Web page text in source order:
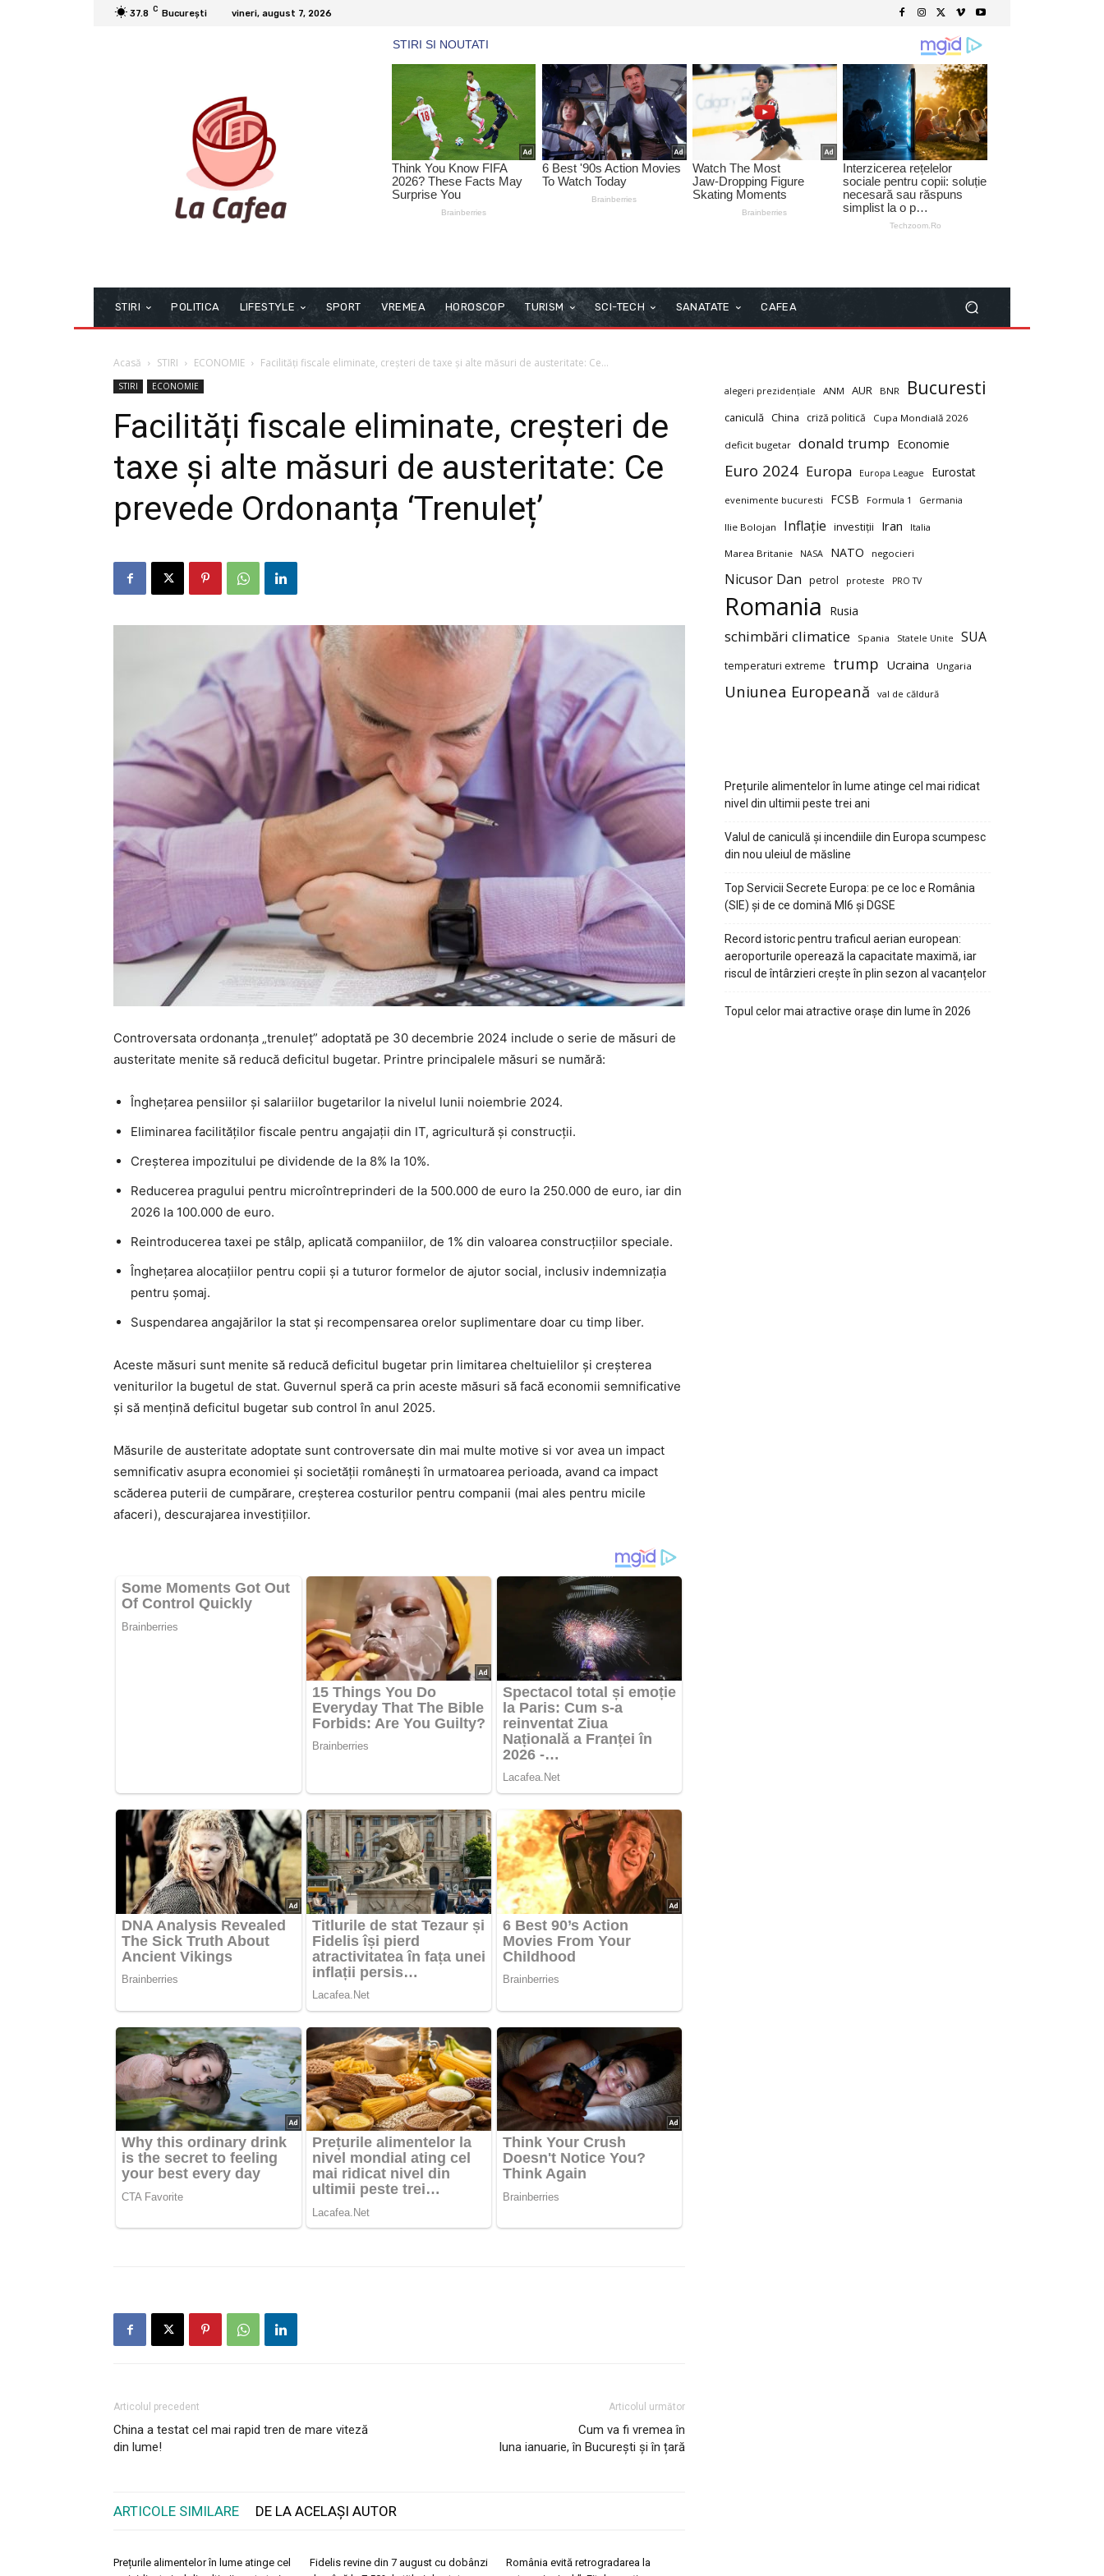
37.8 C București vineri, august 7, 2026
STIRI POLITICA LIFESTYLE SPORT VREMEA HOROSCOP TURISM SCI-TECH SANATATE CAFEA
Acasă STIRI ECONOMIE Facilități fiscale eliminate, creșteri de taxe și alte măsuri de austeritate: Ce...
STIRI ECONOMIE
Facilități fiscale eliminate, creșteri de
taxe și alte măsuri de austeritate: Ce
prevede Ordonanța ‘Trenuleț’
Controversata ordonanța „trenuleț” adoptată pe 30 decembrie 2024 include o serie de măsuri de
austeritate menite să reducă deficitul bugetar. Printre principalele măsuri se numără:
Înghețarea pensiilor și salariilor bugetarilor la nivelul lunii noiembrie 2024.
Eliminarea facilităților fiscale pentru angajații din IT, agricultură și construcții.
Creșterea impozitului pe dividende de la 8% la 10%.
Reducerea pragului pentru microîntreprinderi de la 500.000 de euro la 250.000 de euro, iar din
2026 la 100.000 de euro.
Reintroducerea taxei pe stâlp, aplicată companiilor, de 1% din valoarea construcțiilor speciale.
Înghețarea alocațiilor pentru copii și a tuturor formelor de ajutor social, inclusiv indemnizația
pentru șomaj.
Suspendarea angajărilor la stat și recompensarea orelor suplimentare doar cu timp liber.
Aceste măsuri sunt menite să reducă deficitul bugetar prin limitarea cheltuielilor și creșterea
veniturilor la bugetul de stat. Guvernul speră ca prin aceste măsuri să facă economii semnificative
și să mențină deficitul bugetar sub control în anul 2025.
Măsurile de austeritate adoptate sunt controversate din mai multe motive si vor avea un impact
semnificativ asupra economiei și societății românești în urmatoarea perioada, avand ca impact
scăderea puterii de cumpărare, creșterea costurilor pentru companii (mai ales pentru micile
afaceri), descurajarea investițiilor.
Articolul precedent
China a testat cel mai rapid tren de mare viteză
din lume!
Articolul următor
Cum va fi vremea în
luna ianuarie, în București și în țară
ARTICOLE SIMILARE DE LA ACELAȘI AUTOR
Prețurile alimentelor în lume atinge cel
Fidelis revine din 7 august cu dobânzi
România evită retrogradarea la
alegeri prezidențiale ANM AUR BNR Bucuresti
caniculă China criză politică Cupa Mondială 2026
deficit bugetar donald trump Economie
Euro 2024 Europa Europa League Eurostat
evenimente bucuresti FCSB Formula 1 Germania
Ilie Bolojan Inflație investiții Iran Italia
Marea Britanie NASA NATO negocieri
Nicusor Dan petrol proteste PRO TV
Romania Rusia
schimbări climatice Spania Statele Unite SUA
temperaturi extreme trump Ucraina Ungaria
Uniunea Europeană val de căldură
Prețurile alimentelor în lume atinge cel mai ridicat
nivel din ultimii peste trei ani
Valul de caniculă și incendiile din Europa scumpesc
din nou uleiul de măsline
Top Servicii Secrete Europa: pe ce loc e România
(SIE) și de ce domină MI6 și DGSE
Record istoric pentru traficul aerian european:
aeroporturile operează la capacitate maximă, iar
riscul de întârzieri crește în plin sezon al vacanțelor
Topul celor mai atractive orașe din lume în 2026